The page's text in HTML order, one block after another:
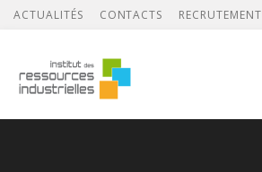
ACTUALITÉS CONTACTS RECRUTEMENT